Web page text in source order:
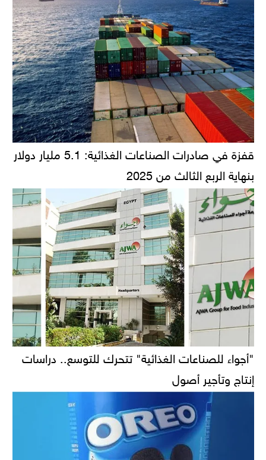
قفزة في صادرات الصناعات الغذائية: 5.1 مليار دولار
بنهاية الربع الثالث من 2025
"أجواء للصناعات الغذائية" تتحرك للتوسع.. دراسات
إنتاج وتأجير أصول